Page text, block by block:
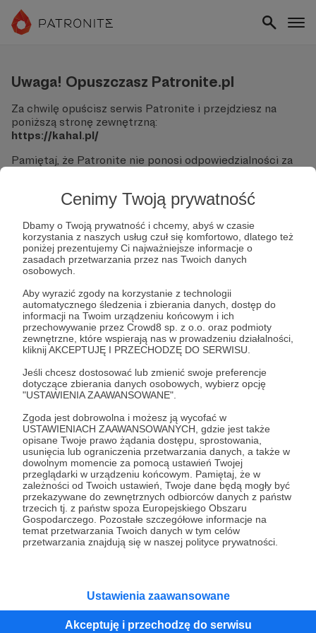
Cenimy Twoją prywatność
Dbamy o Twoją prywatność i chcemy, abyś w czasie
korzystania z naszych usług czuł się komfortowo, dlatego też
poniżej prezentujemy Ci najważniejsze informacje o
zasadach przetwarzania przez nas Twoich danych
osobowych.
Aby wyrazić zgody na korzystanie z technologii
automatycznego śledzenia i zbierania danych, dostęp do
informacji na Twoim urządzeniu końcowym i ich
przechowywanie przez Crowd8 sp. z o.o. oraz podmioty
zewnętrzne, które wspierają nas w prowadzeniu działalności,
kliknij AKCEPTUJĘ I PRZECHODZĘ DO SERWISU.
Jeśli chcesz dostosować lub zmienić swoje preferencje
dotyczące zbierania danych osobowych, wybierz opcję
"USTAWIENIA ZAAWANSOWANE".
Zgoda jest dobrowolna i możesz ją wycofać w
USTAWIENIACH ZAAWANSOWANYCH, gdzie jest także
opisane Twoje prawo żądania dostępu, sprostowania,
usunięcia lub ograniczenia przetwarzania danych, a także w
dowolnym momencie za pomocą ustawień Twojej
przeglądarki w urządzeniu końcowym. Pamiętaj, że w
zależności od Twoich ustawień, Twoje dane będą mogły być
przekazywane do zewnętrznych odbiorców danych z państw
trzecich tj. z państw spoza Europejskiego Obszaru
Gospodarczego. Pozostałe szczegółowe informacje na
temat przetwarzania Twoich danych w tym celów
przetwarzania znajdują się w naszej polityce prywatności.
Ustawienia zaawansowane
Akceptuję i przechodzę do serwisu
Uwaga! Opuszczasz Patronite.pl
Za chwilę opuścisz serwis Patronite i przejdziesz na
poniższą stronę zewnętrzną:
https://kahal.pl/
Pamiętaj, że Patronite nie ponosi odpowiedzialności za
Nie podawaj swoich danych logowania ani informacji
finansowych na podjerzanych stronach.
Sprawdź dokładnie adres URL, zanim klikniesz przycisk
"Tak, przejdź do strony".
Jeśli masz wątpliwości, wróć do Patronite i zweryfikuj
link.
Czy na pewno chcesz kontynuować?
Tak, przejdź do strony
Kategorie
O Patronite
Dodatkowe produkty
Pomoc
RegulaminPolityka prywatnościPatronite Commons
Unia Europejska